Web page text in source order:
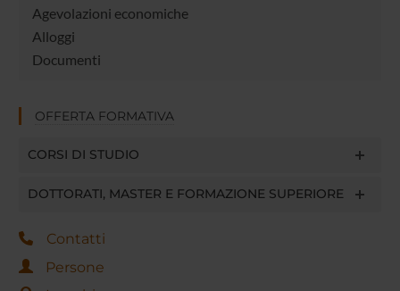
Agevolazioni economiche
Alloggi
Documenti
OFFERTA FORMATIVA
CORSI DI STUDIO
DOTTORATI, MASTER E FORMAZIONE SUPERIORE
Contatti
Persone